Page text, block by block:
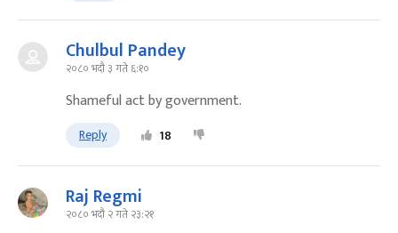
Chulbul Pandey
२०८० भदौ ३ गते ६:१०
Shameful act by government.
Reply 18
Raj Regmi
२०८० भदौ २ गते २३:२१